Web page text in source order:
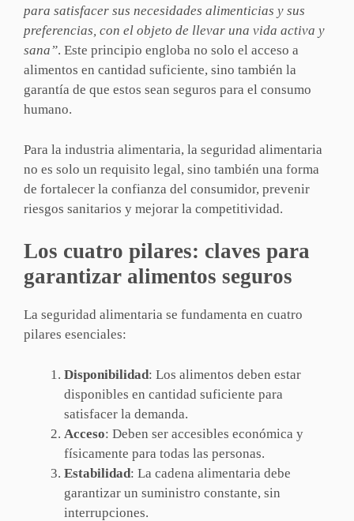
para satisfacer sus necesidades alimenticias y sus
preferencias, con el objeto de llevar una vida activa y
sana”. Este principio engloba no solo el acceso a
alimentos en cantidad suficiente, sino también la
garantía de que estos sean seguros para el consumo
humano.
Para la industria alimentaria, la seguridad alimentaria
no es solo un requisito legal, sino también una forma
de fortalecer la confianza del consumidor, prevenir
riesgos sanitarios y mejorar la competitividad.
Los cuatro pilares: claves para
garantizar alimentos seguros
La seguridad alimentaria se fundamenta en cuatro
pilares esenciales:
Disponibilidad: Los alimentos deben estar
disponibles en cantidad suficiente para
satisfacer la demanda.
Acceso: Deben ser accesibles económica y
físicamente para todas las personas.
Estabilidad: La cadena alimentaria debe
garantizar un suministro constante, sin
interrupciones.